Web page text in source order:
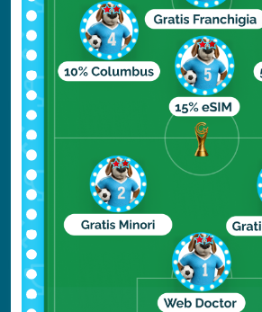
Importante:Valencia, è una
abbastanza economica e è
vacanza con tutta la famiglia.
Un salto a Capo Nord
approfittando della
stagione
Per chi per il ponte del 2
un viaggio avventuroso e fuori